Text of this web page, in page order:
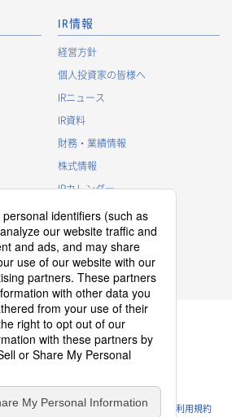
IR情報
経営方針
個人投資家の皆様へ
IRニュース
IR資料
財務・業績情報
株式情報
IRカレンダー
IRに関するよくあるご質問
IRポリシー
免責事項
ーポリシー
クッキーポリシー
ー
ウェブサイトのご利用条件 利用規約